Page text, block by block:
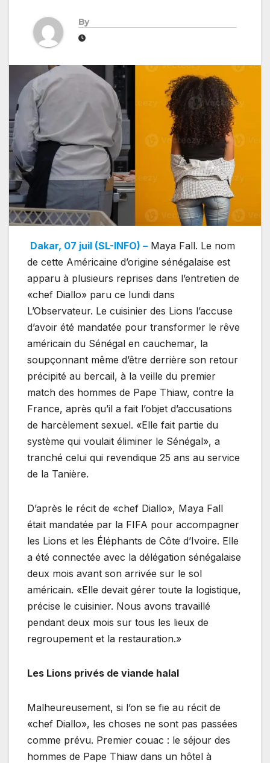
By
Dakar, 07 juil (SL-INFO) – Maya Fall. Le nom
de cette Américaine d’origine sénégalaise est
apparu à plusieurs reprises dans l’entretien de
«chef Diallo» paru ce lundi dans
L’Observateur. Le cuisinier des Lions l’accuse
d’avoir été mandatée pour transformer le rêve
américain du Sénégal en cauchemar, la
soupçonnant même d’être derrière son retour
précipité au bercail, à la veille du premier
match des hommes de Pape Thiaw, contre la
France, après qu’il a fait l’objet d’accusations
de harcèlement sexuel. «Elle fait partie du
système qui voulait éliminer le Sénégal», a
tranché celui qui revendique 25 ans au service
de la Tanière.
D’après le récit de «chef Diallo», Maya Fall
était mandatée par la FIFA pour accompagner
les Lions et les Éléphants de Côte d’Ivoire. Elle
a été connectée avec la délégation sénégalaise
deux mois avant son arrivée sur le sol
américain. «Elle devait gérer toute la logistique,
précise le cuisinier. Nous avons travaillé
pendant deux mois sur tous les lieux de
regroupement et la restauration.»
Les Lions privés de viande halal
Malheureusement, si l’on se fie au récit de
«chef Diallo», les choses ne sont pas passées
comme prévu. Premier couac : le séjour des
hommes de Pape Thiaw dans un hôtel à